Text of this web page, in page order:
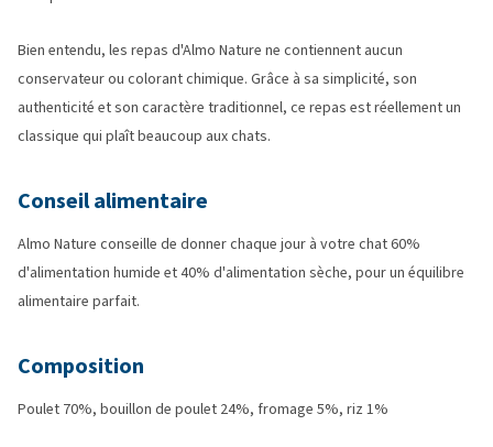
Bien entendu, les repas d'Almo Nature ne contiennent aucun
conservateur ou colorant chimique. Grâce à sa simplicité, son
authenticité et son caractère traditionnel, ce repas est réellement un
classique qui plaît beaucoup aux chats.
Conseil alimentaire
Almo Nature conseille de donner chaque jour à votre chat 60%
d'alimentation humide et 40% d'alimentation sèche, pour un équilibre
alimentaire parfait.
Composition
Poulet 70%, bouillon de poulet 24%, fromage 5%, riz 1%